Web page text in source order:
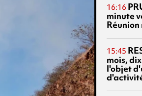
16:16
minute
15:45
mois,
l'objet